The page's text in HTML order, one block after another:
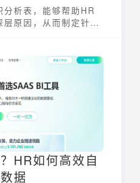
析表，能够帮助HR
原因，从而制定针对
程，并结合专业的BI工
HR如何高效自
据